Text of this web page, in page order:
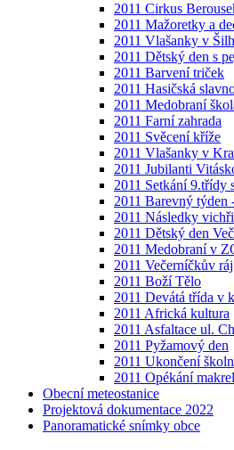
2011 Cirkus
2011 Mažoretky a
2011 Vlašanky v
2011 Dětský den s
2011 Barvení triček
2011 Hasičská
2011 Medobraní
2011 Farní zahrada
2011 Svěcení kříže
2011 Vlašanky v
2011 Jubilanti
2011 Setkání 9.třídy
2011 Barevný týden
2011 Následky
2011 Dětský den
2011 Medobraní v
2011 Večerníčkův ráj
2011 Boží Tělo
2011 Devátá třída v
2011 Africká kultura
2011 Asfaltace ul.
2011 Pyžamový den
2011 Ukončení
2011 Opékání makrel
Obecní meteostanice
Projektová dokumentace 2022
Panoramatické snímky obce